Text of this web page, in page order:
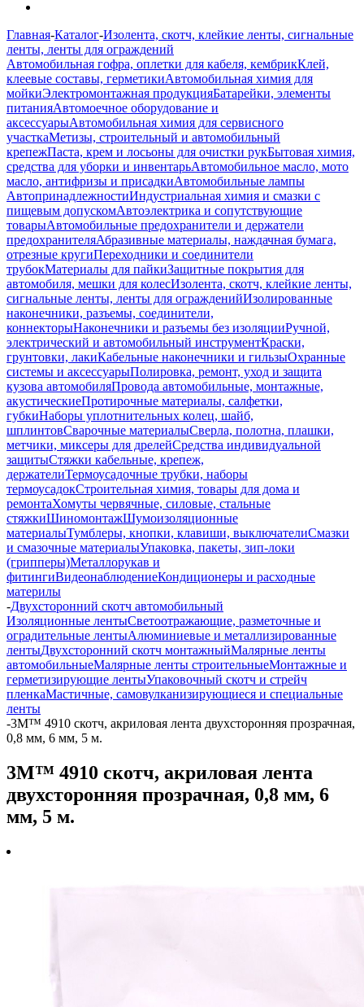
Главная-Каталог-Изолента, скотч, клейкие ленты, сигнальные
ленты, ленты для ограждений
Автомобильная гофра, оплетки для кабеля, кембрикКлей,
клеевые составы, герметикиАвтомобильная химия для
мойкиЭлектромонтажная продукцияБатарейки, элементы
питанияАвтомоечное оборудование и
аксессуарыАвтомобильная химия для сервисного
участкаМетизы, строительный и автомобильный
крепежПаста, крем и лосьоны для очистки рукБытовая химия,
средства для уборки и инвентарьАвтомобильное масло, мото
масло, антифризы и присадкиАвтомобильные лампы
АвтопринадлежностиИндустриальная химия и смазки с
пищевым допускомАвтоэлектрика и сопутствующие
товарыАвтомобильные предохранители и держатели
предохранителяАбразивные материалы, наждачная бумага,
отрезные кругиПереходники и соединители
трубокМатериалы для пайкиЗащитные покрытия для
автомобиля, мешки для колесИзолента, скотч, клейкие ленты,
сигнальные ленты, ленты для огражденийИзолированные
наконечники, разъемы, соединители,
коннекторыНаконечники и разъемы без изоляцииРучной,
электрический и автомобильный инструментКраски,
грунтовки, лакиКабельные наконечники и гильзыОхранные
системы и аксессуарыПолировка, ремонт, уход и защита
кузова автомобиляПровода автомобильные, монтажные,
акустическиеПротирочные материалы, салфетки,
губкиНаборы уплотнительных колец, шайб,
шплинтовСварочные материалыСверла, полотна, плашки,
метчики, миксеры для дрелейСредства индивидуальной
защитыСтяжки кабельные, крепеж,
держателиТермоусадочные трубки, наборы
термоусадокСтроительная химия, товары для дома и
ремонтаХомуты червячные, силовые, стальные
стяжкиШиномонтажШумоизоляционные
материалыТумблеры, кнопки, клавиши, выключателиСмазки
и смазочные материалыУпаковка, пакеты, зип-локи
(грипперы)Металлорукав и
фитингиВидеонаблюдениеКондиционеры и расходные
материлы
-Двухсторонний скотч автомобильный
Изоляционные лентыСветоотражающие, разметочные и
оградительные лентыАлюминиевые и металлизированные
лентыДвухсторонний скотч монтажныйМалярные ленты
автомобильныеМалярные ленты строительныеМонтажные и
герметизирующие лентыУпаковочный скотч и стрейч
пленкаМастичные, самовулканизирующиеся и специальные
ленты
-3M™ 4910 скотч, акриловая лента двухсторонняя прозрачная,
0,8 мм, 6 мм, 5 м.
3M™ 4910 скотч, акриловая лента
двухсторонняя прозрачная, 0,8 мм, 6
мм, 5 м.